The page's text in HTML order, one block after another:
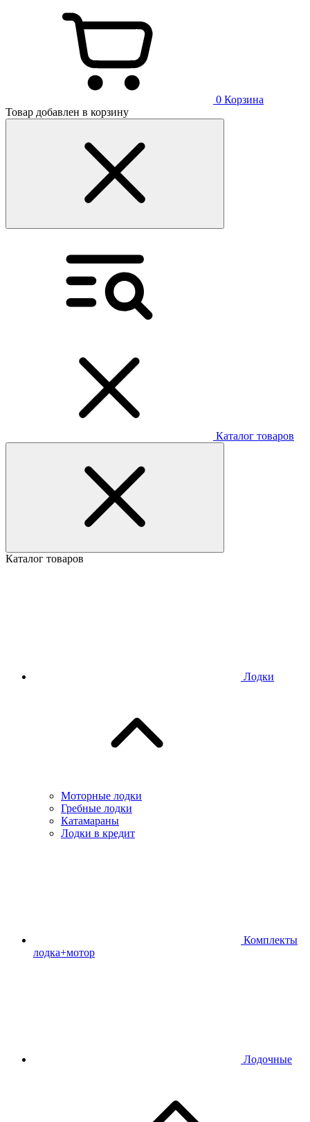
0 Корзина
Товар добавлен в корзину
Каталог товаров
Каталог товаров
Лодки
Моторные лодки
Гребные лодки
Катамараны
Лодки в кредит
Комплекты
лодка+мотор
Лодочные